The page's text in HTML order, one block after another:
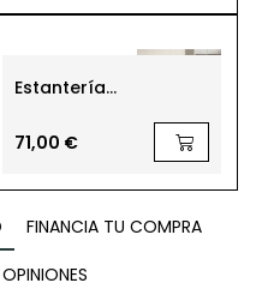
Estantería
Blanco Artik y Óxido
180x80 cm.
71,00 €
FINANCIA TU COMPRA
OPINIONES